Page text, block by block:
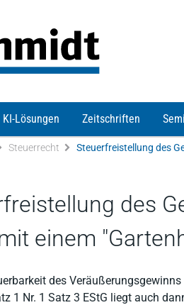
KI-Lösungen Zeitschriften
Steuerrecht
des
einem
des
1 Nr. 1 Satz 3 EStG liegt auch